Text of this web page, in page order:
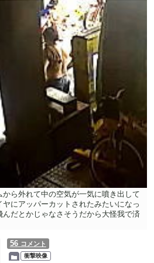
ら外れて中の空気が一気に噴き出して
にアッパーカットされたみたいになっ
だとかじゃなさそうだから大怪我で済
56 コメント
衝撃映像